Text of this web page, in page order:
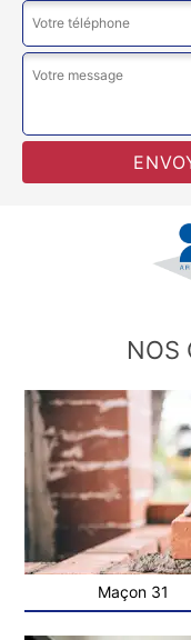
NOS
Maçon 31